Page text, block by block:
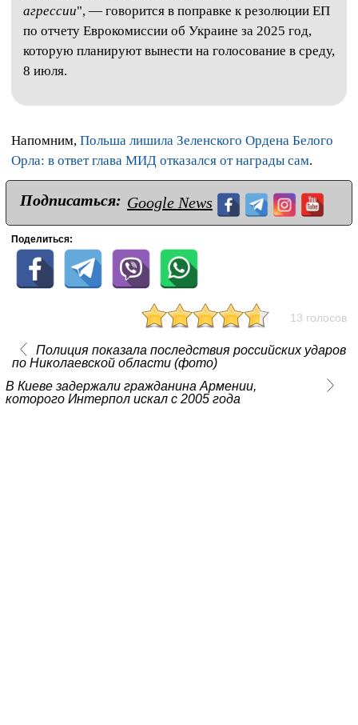
агрессии", — говорится в поправке к резолюции ЕП
по отчету Еврокомиссии об Украине за 2025 год,
которую планируют вынести на голосование в среду,
8 июля.
Напомним, Польша лишила Зеленского Ордена Белого
Орла: в ответ глава МИД отказался от награды сам.
Подписаться: Google News
Поделиться:
13 голосов
Полиция показала последствия российских ударов
по Николаевской области (фото)
В Киеве задержали гражданина Армении,
которого Интерпол искал с 2005 года